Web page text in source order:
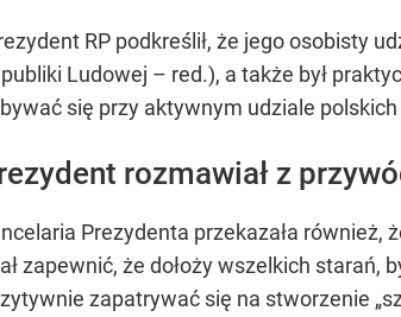
RP podkreślił, że jego osobisty
Ludowej – red.), a także był
się przy aktywnym udziale
rozmawiał z
Prezydenta przekazała również,
zapewnić, że dołoży wszelkich starań,
zapatrywać się na stworzenie